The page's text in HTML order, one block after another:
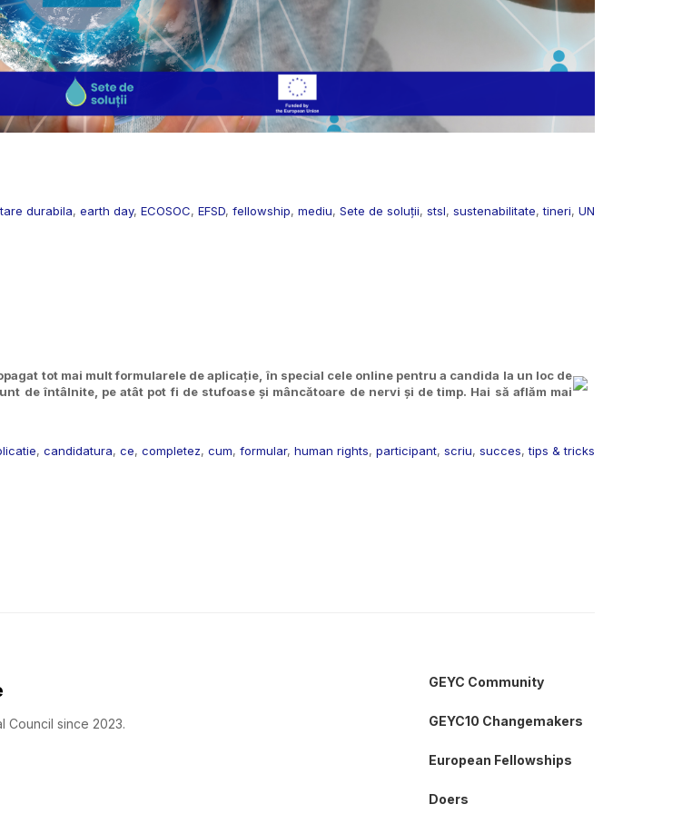
durabila, earth day, ECOSOC, EFSD, fellowship, mediu, Sete de soluții, stsl, sustenabilitate,tineri, UN
tot mai mult formularele de aplicație, în special cele online pentru a candida la un loc de
de întâlnite, pe atât pot fi de stufoase și mâncătoare de nervi și de timp. Hai să aflăm mai
, candidatura, ce, completez, cum, formular, human rights, participant, scriu, succes,tips & tricks
Council since 2023.
GEYC Community
GEYC10 Changemakers
European Fellowships
Doers